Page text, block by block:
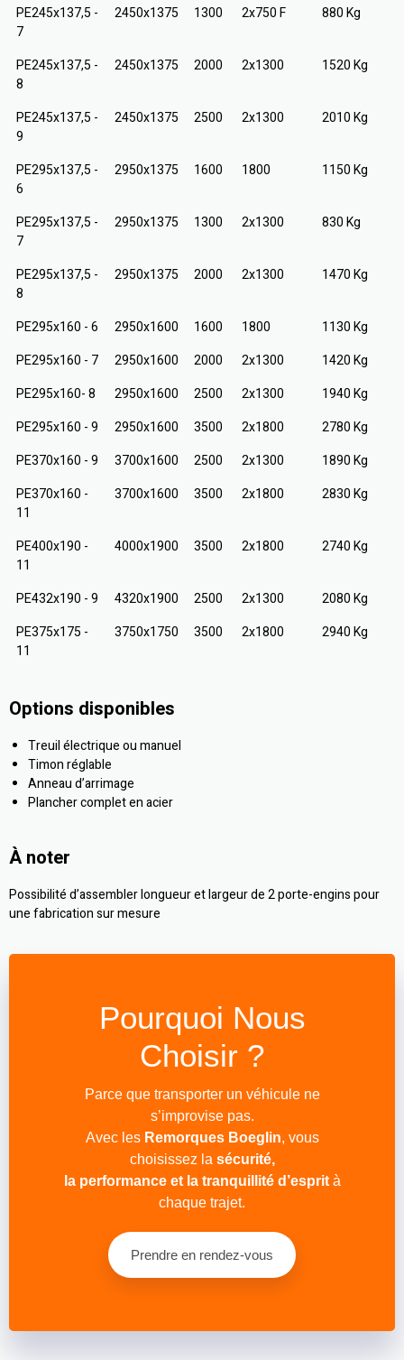
PE245x137,5 -
7
2450x1375 1300 2x750 F 880 Kg
PE245x137,5 -
8
2450x1375 2000 2x1300 1520 Kg
PE245x137,5 -
9
2450x1375 2500 2x1300 2010 Kg
PE295x137,5 -
6
2950x1375 1600 1800 1150 Kg
PE295x137,5 -
7
2950x1375 1300 2x1300 830 Kg
PE295x137,5 -
8
2950x1375 2000 2x1300 1470 Kg
PE295x160 - 6 2950x1600 1600 1800
1130 Kg
PE295x160 - 7
2950x1600 2000 2x1300
1420 Kg
PE295x160- 8
2950x1600 2500 2x1300
1940 Kg
PE295x160 - 9
2950x1600 3500 2x1800
2780 Kg
PE370x160 - 9
3700x1600 2500 2x1300
1890 Kg
PE370x160 -
11
3700x1600 3500 2x1800 2830 Kg
PE400x190 -
11
4000x1900 3500 2x1800 2740 Kg
PE432x190 - 9 4320x1900 2500 2x1300
2080 Kg
PE375x175 -
11
3750x1750 3500 2x1800 2940 Kg
Options disponibles
Treuil électrique ou manuel
Timon réglable
Anneau d’arrimage
Plancher complet en acier
À noter
Possibilité d’assembler longueur et largeur de 2 porte-engins pour
une fabrication sur mesure
Pourquoi Nous
Choisir ?
Parce que transporter un véhicule ne
s’improvise pas.
Avec les Remorques Boeglin, vous
choisissez la sécurité,
la performance et la tranquillité d’esprità
chaque trajet.
Prendre en rendez-vous